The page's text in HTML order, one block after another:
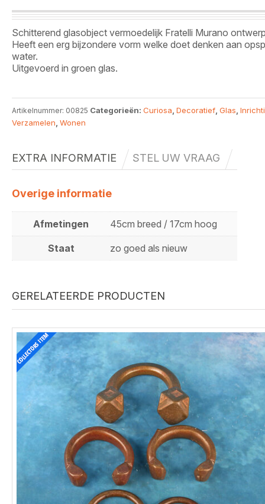
Schitterend glasobject vermoedelijk Fratelli Murano
Heeft een erg bijzondere vorm welke doet denken aan
water.
Uitgevoerd in groen glas.
Artikelnummer: 00825 Categorieën: Curiosa, Decoratief, Glas,
Verzamelen, Wonen
EXTRA INFORMATIE STEL UW VRAAG
Overige informatie
Afmetingen 45cm breed / 17cm hoog
Staat zo goed als nieuw
GERELATEERDE PRODUCTEN